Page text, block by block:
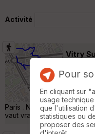
Activité
Vitry
Un petit
Paris . Ne vous contentez
vaut vraiment le coup ! »
Pour
En cliquant sur
usage
que l'utilisation
statistiques ou
proposer des